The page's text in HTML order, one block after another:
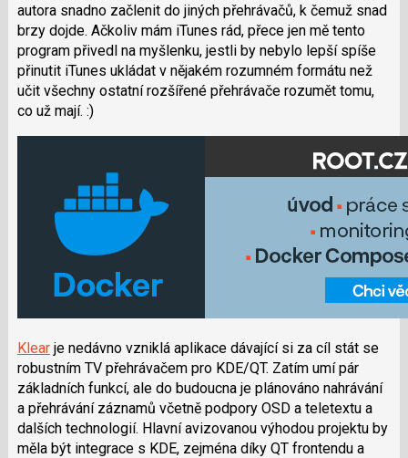
autora snadno začlenit do jiných přehrávačů, k čemuž snad
brzy dojde. Ačkoliv mám iTunes rád, přece jen mě tento
program přivedl na myšlenku, jestli by nebylo lepší spíše
přinutit iTunes ukládat v nějakém rozumném formátu než
učit všechny ostatní rozšířené přehrávače rozumět tomu,
co už mají. :)
Klearje nedávno vzniklá aplikace dávající si za cíl stát se
robustním TV přehrávačem pro KDE/QT. Zatím umí pár
základních funkcí, ale do budoucna je plánováno nahrávání
a přehrávání záznamů včetně podpory OSD a teletextu a
dalších technologií. Hlavní avizovanou výhodou projektu by
měla být integrace s KDE, zejména díky QT frontendu a